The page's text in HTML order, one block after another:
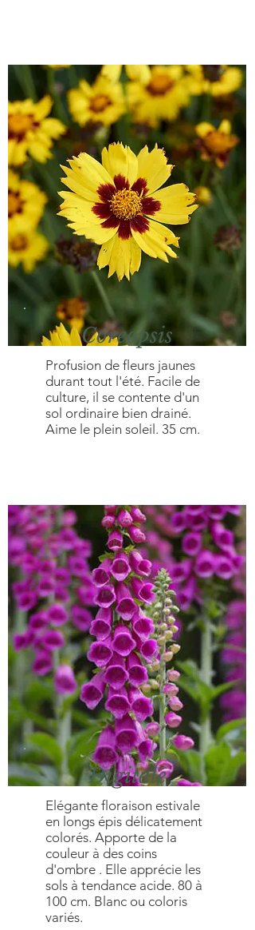
Coreopsis
Profusion de fleurs jaunes
durant tout l'été. Facile de
culture, il se contente d'un
sol ordinaire bien drainé.
Aime le plein soleil. 35 cm.
Digitale
Elégante floraison estivale
en longs épis délicatement
colorés. Apporte de la
couleur à des coins
d'ombre . Elle apprécie les
sols à tendance acide. 80 à
100 cm. Blanc ou coloris
variés.